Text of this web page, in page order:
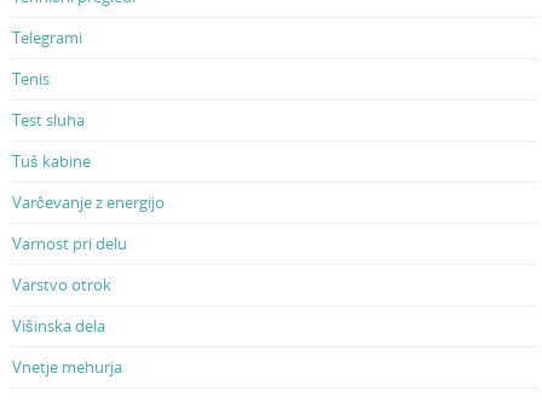
Telegrami
Tenis
Test sluha
Tuš kabine
Varčevanje z energijo
Varnost pri delu
Varstvo otrok
Višinska dela
Vnetje mehurja